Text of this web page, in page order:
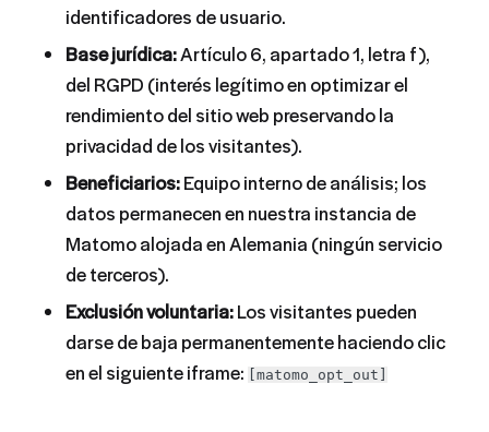
identificadores de usuario.
Base jurídica:Artículo 6, apartado 1, letra f),
del RGPD (interés legítimo en optimizar el
rendimiento del sitio web preservando la
privacidad de los visitantes).
Beneficiarios:Equipo interno de análisis; los
datos permanecen en nuestra instancia de
Matomo alojada en Alemania (ningún servicio
de terceros).
Exclusión voluntaria:Los visitantes pueden
darse de baja permanentemente haciendo clic
en el siguiente iframe:
[matomo_opt_out]